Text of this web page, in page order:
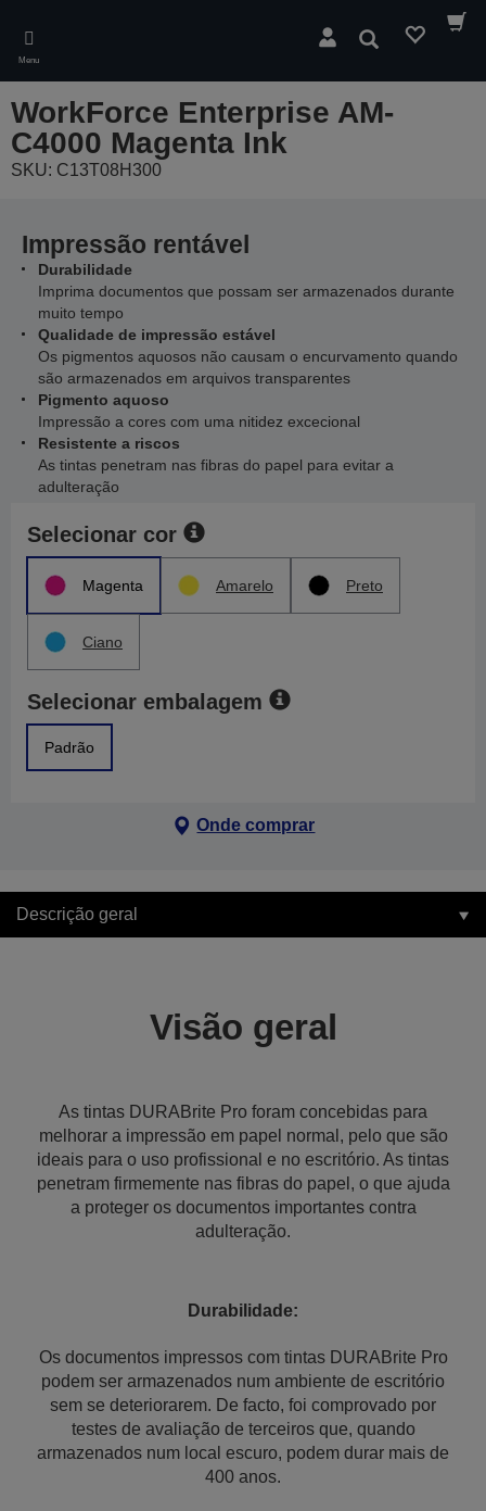
main
content
Menu
Pesquisar
WorkForce Enterprise AM-
C4000 Magenta Ink
SKU: C13T08H300
Impressão rentável
Durabilidade
Imprima documentos que possam ser armazenados durante
muito tempo
Qualidade de impressão estável
Os pigmentos aquosos não causam o encurvamento quando
são armazenados em arquivos transparentes
Pigmento aquoso
Impressão a cores com uma nitidez excecional
Resistente a riscos
As tintas penetram nas fibras do papel para evitar a
adulteração
Selecionar cor
Magenta Amarelo Preto
Ciano
Selecionar embalagem
Padrão
Onde comprar
Descrição geral
Visão geral
As tintas DURABrite Pro foram concebidas para
melhorar a impressão em papel normal, pelo que são
ideais para o uso profissional e no escritório. As tintas
penetram firmemente nas fibras do papel, o que ajuda
a proteger os documentos importantes contra
adulteração.
Durabilidade:
Os documentos impressos com tintas DURABrite Pro
podem ser armazenados num ambiente de escritório
sem se deteriorarem. De facto, foi comprovado por
testes de avaliação de terceiros que, quando
armazenados num local escuro, podem durar mais de
400 anos.